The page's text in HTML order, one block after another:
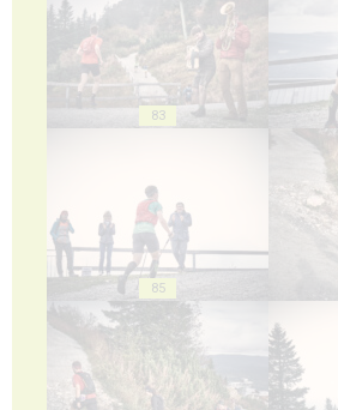
83
85